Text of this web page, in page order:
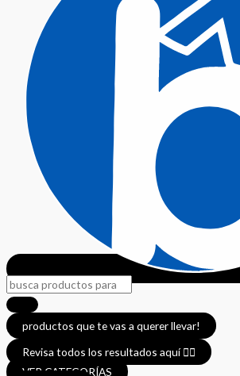
productos que te vas a querer llevar!
Revisa todos los resultados aquí 👈🏼
VER CATEGORÍAS